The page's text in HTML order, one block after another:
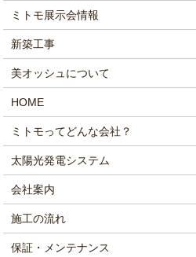
ミトモ展示会情報
新築工事
美オッシュについて
HOME
ミトモってどんな会社？
太陽光発電システム
会社案内
施工の流れ
保証・メンテナンス